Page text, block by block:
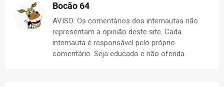
Bocão 64
AVISO: Os comentários dos internautas não
representam a opinião deste site. Cada
internauta é responsável pelo próprio
comentário. Seja educado e não ofenda.